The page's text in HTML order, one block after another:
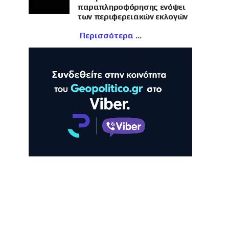
παραπληροφόρησης ενόψει
των περιφερειακών εκλογών
Περισσότερα